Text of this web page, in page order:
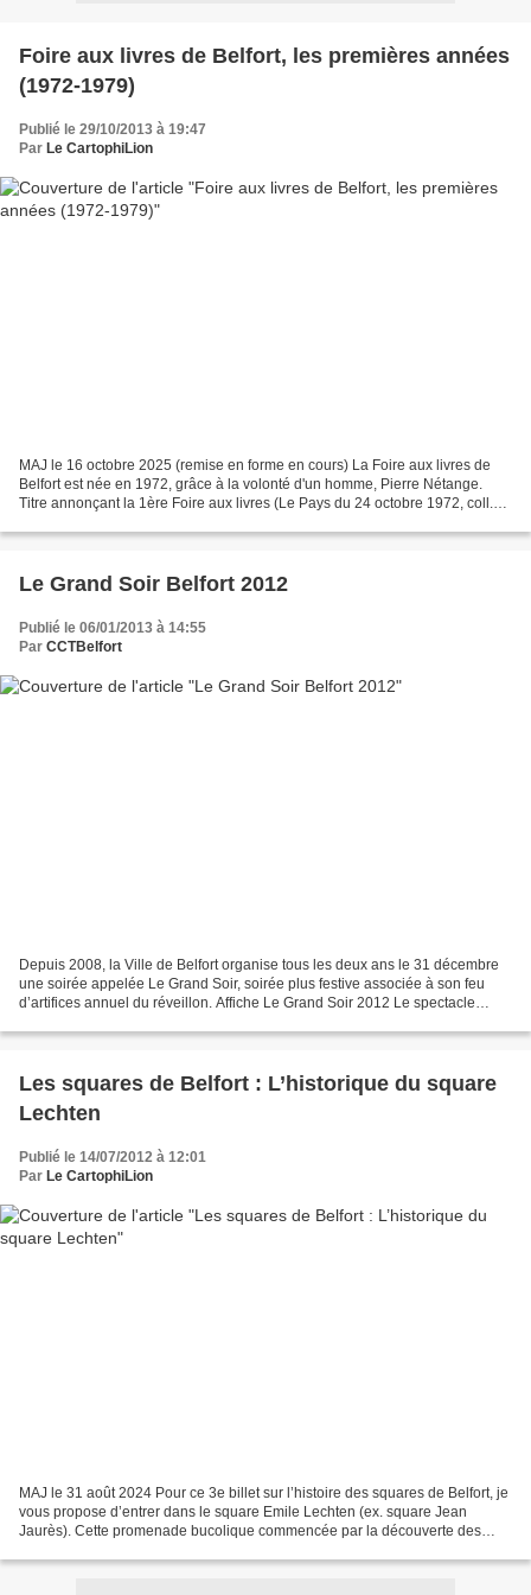
Foire aux livres de Belfort, les premières années
(1972-1979)
Publié le 29/10/2013 à 19:47
Par Le CartophiLion
MAJ le 16 octobre 2025 (remise en forme en cours) La Foire aux livres de
Belfort est née en 1972, grâce à la volonté d'un homme, Pierre Nétange.
Titre annonçant la 1ère Foire aux livres (Le Pays du 24 octobre 1972, coll.
Le Grand Soir Belfort 2012
Publié le 06/01/2013 à 14:55
Par CCTBelfort
Depuis 2008, la Ville de Belfort organise tous les deux ans le 31 décembre
une soirée appelée Le Grand Soir, soirée plus festive associée à son feu
d’artifices annuel du réveillon. Affiche Le Grand Soir 2012 Le spectacle
Les squares de Belfort : L’historique du square
Lechten
Publié le 14/07/2012 à 12:01
Par Le CartophiLion
MAJ le 31 août 2024 Pour ce 3e billet sur l’histoire des squares de Belfort, je
vous propose d’entrer dans le square Emile Lechten (ex. square Jean
Jaurès). Cette promenade bucolique commencée par la découverte des